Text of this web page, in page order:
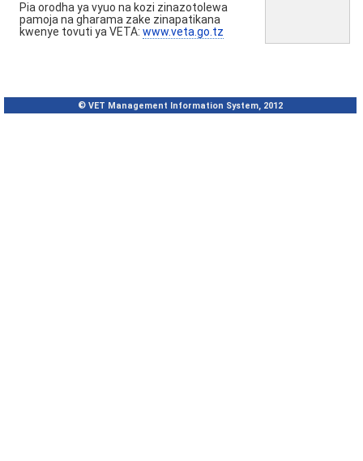
Pia orodha ya vyuo na kozi zinazotolewa
pamoja na gharama zake zinapatikana
kwenye tovuti ya VETA: www.veta.go.tz
© VET Management Information System, 2012